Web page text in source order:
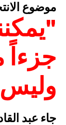
موضوع
جزءاً